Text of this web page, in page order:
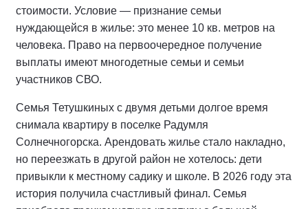
стоимости. Условие — признание семьи
нуждающейся в жилье: это менее 10 кв. метров на
человека. Право на первоочередное получение
выплаты имеют многодетные семьи и семьи
участников СВО.
Семья Тетушкиных с двумя детьми долгое время
снимала квартиру в поселке Радумля
Солнечногорска. Арендовать жилье стало накладно,
но переезжать в другой район не хотелось: дети
привыкли к местному садику и школе. В 2026 году эта
история получила счастливый финал. Семья